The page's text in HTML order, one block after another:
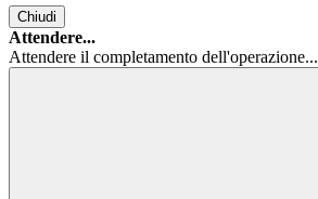
Chiudi
Attendere...
Attendere il completamento dell'operazione...